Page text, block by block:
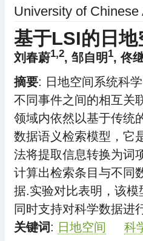
University of
基于LSI的日
刘春蔚1,2, 邹自明 1,佟
摘要: 日地空间系统科
不同事件之间的相互关
领域内依然以基于传统
数据语义检索模型，它
法将提取信息转换为词
计算出检索条目与不同
据.实验对比表明，该
同时支持对科学数据进
关键词: 日地空间 科